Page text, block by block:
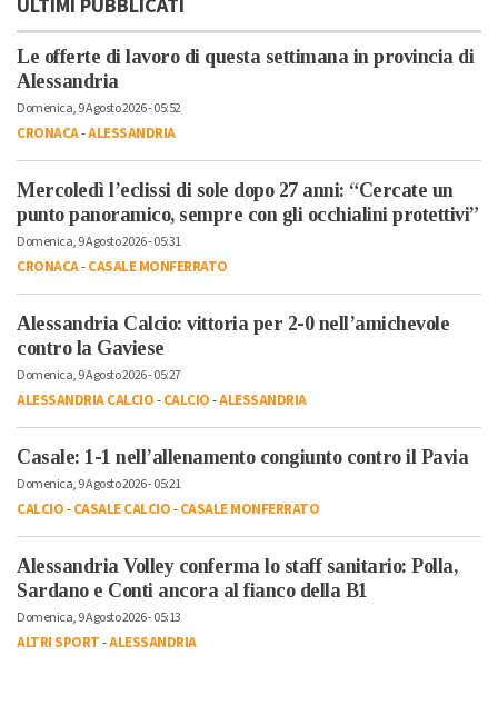
ULTIMI PUBBLICATI
Le offerte di lavoro di questa settimana in provincia di
Alessandria
Domenica, 9 Agosto 2026 - 05:52
CRONACA-ALESSANDRIA
Mercoledì l’eclissi di sole dopo 27 anni: “Cercate un
punto panoramico, sempre con gli occhialini protettivi”
Domenica, 9 Agosto 2026 - 05:31
CRONACA-CASALE MONFERRATO
Alessandria Calcio: vittoria per 2-0 nell’amichevole
contro la Gaviese
Domenica, 9 Agosto 2026 - 05:27
ALESSANDRIA CALCIO-CALCIO-ALESSANDRIA
Casale: 1-1 nell’allenamento congiunto contro il Pavia
Domenica, 9 Agosto 2026 - 05:21
CALCIO-CASALE CALCIO-CASALE MONFERRATO
Alessandria Volley conferma lo staff sanitario: Polla,
Sardano e Conti ancora al fianco della B1
Domenica, 9 Agosto 2026 - 05:13
ALTRI SPORT-ALESSANDRIA